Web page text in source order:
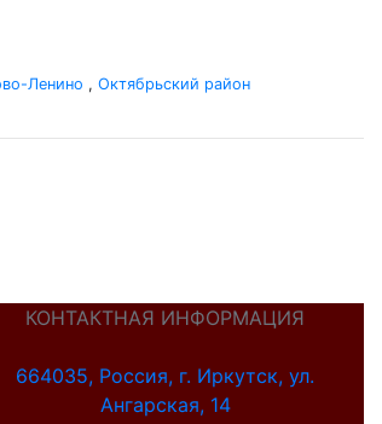
Ленино , Октябрьский район
КОНТАКТНАЯ ИНФОРМАЦИЯ
664035, Россия, г. Иркутск, ул.
Ангарская, 14